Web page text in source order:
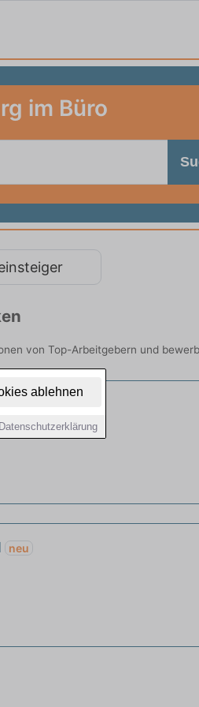
ablehnen
Datenschutzerklärung
im Büro
von Top-Arbeitgebern und
neu